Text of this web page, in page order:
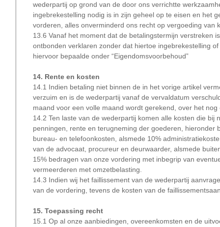
wederpartij op grond van de door ons verrichtte
ingebrekestelling nodig is in zijn geheel op te eisen en het
vorderen, alles onverminderd ons recht op vergoeding van
13.6 Vanaf het moment dat de betalingstermijn verstreken
ontbonden verklaren zonder dat hiertoe ingebrekestelling
hiervoor bepaalde onder “Eigendomsvoorbehoud”
14. Rente en kosten
14.1 Indien betaling niet binnen de in het vorige artikel
verzuim en is de wederpartij vanaf de vervaldatum
maand voor een volle maand wordt gerekend, over het
14.2 Ten laste van de wederpartij komen alle kosten die
penningen, rente en terugneming der goederen,
bureau- en telefoonkosten, alsmede 10%
van de advocaat, procureur en deurwaarder, alsmede
15% bedragen van onze vordering met inbegrip van
vermeerderen met omzetbelasting.
14.3 Indien wij het faillissement van de wederpartij
van de vordering, tevens de kosten van de
15. Toepassing recht
15.1 Op al onze aanbiedingen, overeenkomsten en de